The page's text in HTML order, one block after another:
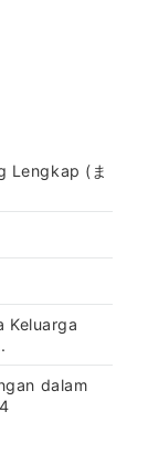
Lengkap (ま
Keluarga
dalam